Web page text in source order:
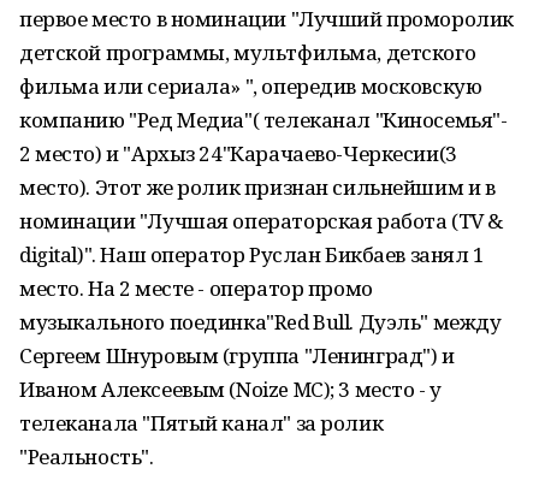
первое место в номинации "Лучший проморолик
детской программы, мультфильма, детского
фильма или сериала» ", опередив московскую
компанию "Ред Медиа"( телеканал "Киносемья"-
2 место) и "Архыз 24"Карачаево-Черкесии(3
место). Этот же ролик признан сильнейшим и в
номинации "Лучшая операторская работа (TV &
digital)". Наш оператор Руслан Бикбаев занял 1
место. На 2 месте - оператор промо
музыкального поединка"Red Bull. Дуэль" между
Сергеем Шнуровым (группа "Ленинград") и
Иваном Алексеевым (Noize MC); 3 место - у
телеканала "Пятый канал" за ролик
"Реальность".